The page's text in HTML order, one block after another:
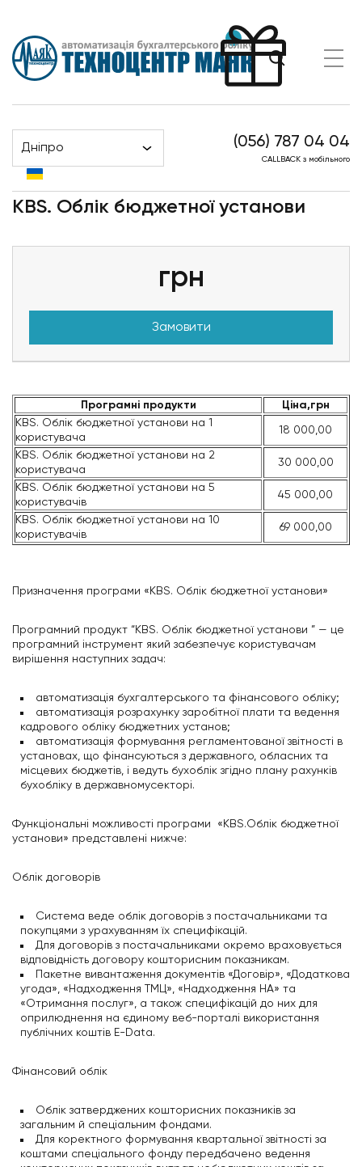
Дніпро (056) 787 04 04
CALLBACK з мобільного
Головна Продукти KBS. Облік бюджетної установи
KBS. Облік бюджетної установи
грн
Замовити
Програмні продукти
Ціна,грн
KBS. Облік бюджетної установи на 1
користувача
18 000,00
KBS. Облік бюджетної установи на 2
користувача
30 000,00
KBS. Облік бюджетної установи на 5
користувачів
45 000,00
KBS. Облік бюджетної установи на 10
користувачів
69 000,00
Призначення програми «KBS. Облік бюджетної установи»
Програмний продукт “KBS. Облік бюджетної установи ” — це
програмний інструмент який забезпечує користувачам
вирішення наступних задач:
автоматизація бухгалтерського та фінансового обліку;
автоматизація розрахунку заробітної плати та ведення
кадрового обліку бюджетних установ;
автоматизація формування регламентованої звітності в
установах, що фінансуються з державного, обласних та
місцевих бюджетів, і ведуть бухоблік згідно плану рахунків
бухобліку в державномусекторі.
Функціональні можливості програми «KBS.Облік бюджетної
установи» представлені нижче:
Облік договорів
Система веде облік договорів з постачальниками та
покупцями з урахуванням їх специфікацій.
Для договорів з постачальниками окремо враховується
відповідність договору кошторисним показникам.
Пакетне вивантаження документів «Договір», «Додаткова
угода», «Надходження ТМЦ», «Надходження НА» та
«Отримання послуг», а також специфікацій до них для
оприлюднення на єдиному веб-порталі використання
публічних коштів E-Data.
Фінансовий облік
Облік затверджених кошторисних показників за
загальним й спеціальним фондами.
Для коректного формування квартальної звітності за
коштами спеціального фонду передбачено ведення